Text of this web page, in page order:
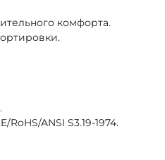
комфорта.
ANSI S3.19-1974.